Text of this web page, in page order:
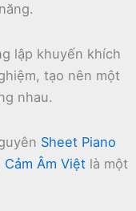
lập khuyến khích
tạo nên một
nhau.
Sheet Piano
Cảm Âm Việt là một